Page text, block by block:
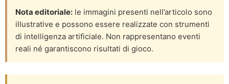
Nota editoriale: le immagini presenti nell’articolo sono
illustrative e possono essere realizzate con strumenti
di intelligenza artificiale. Non rappresentano eventi
reali né garantiscono risultati di gioco.